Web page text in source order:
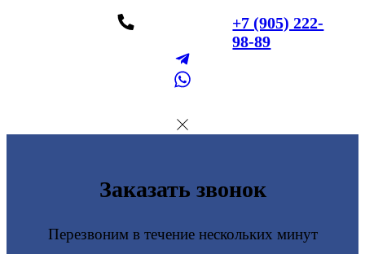
+7 (905) 222-
98-89
Заказать звонок
Перезвоним в течение нескольких минут